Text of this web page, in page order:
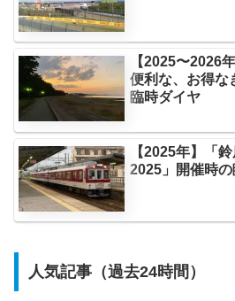
【2025〜2026
便利な、お得な
臨時ダイヤ
【2025年】「
2025」開催時
人気記事（過去24時間）